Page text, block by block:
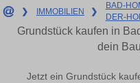
❯ IMMOBILIEN ❯
BAD-
DER-
Grundstück kaufen in
dein
Jetzt ein Grundstück